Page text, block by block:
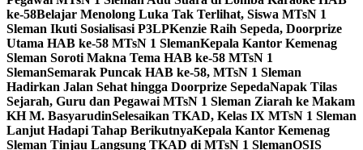
ke-58Belajar Menolong Luka Tak Terlihat, Siswa MTsN 1
Sleman Ikuti Sosialisasi P3LPKenzie Raih Sepeda, Doorprize
Utama HAB ke-58 MTsN 1 SlemanKepala Kantor Kemenag
Sleman Soroti Makna Tema HAB ke-58 MTsN 1
SlemanSemarak Puncak HAB ke-58, MTsN 1 Sleman
Hadirkan Jalan Sehat hingga Doorprize SepedaNapak Tilas
Sejarah, Guru dan Pegawai MTsN 1 Sleman Ziarah ke Makam
KH M. BasyarudinSelesaikan TKAD, Kelas IX MTsN 1 Sleman
Lanjut Hadapi Tahap BerikutnyaKepala Kantor Kemenag
Sleman Tinjau Langsung TKAD di MTsN 1 SlemanOSIS